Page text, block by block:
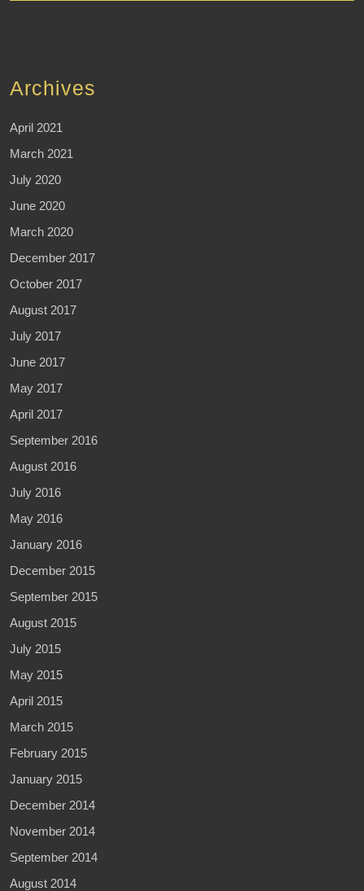
Archives
April 2021
March 2021
July 2020
June 2020
March 2020
December 2017
October 2017
August 2017
July 2017
June 2017
May 2017
April 2017
September 2016
August 2016
July 2016
May 2016
January 2016
December 2015
September 2015
August 2015
July 2015
May 2015
April 2015
March 2015
February 2015
January 2015
December 2014
November 2014
September 2014
August 2014